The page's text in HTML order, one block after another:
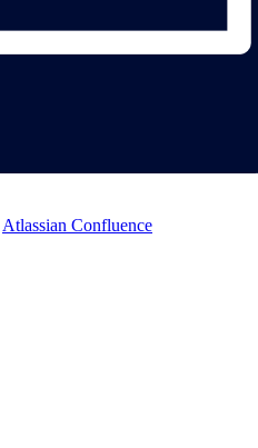
Atlassian Confluence